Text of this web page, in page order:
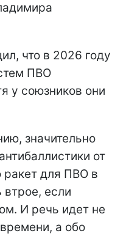
что в 2026 году
ПВО
у союзников они
значительно
от
ракет для ПВО в
втрое, если
И речь идет не
а обо